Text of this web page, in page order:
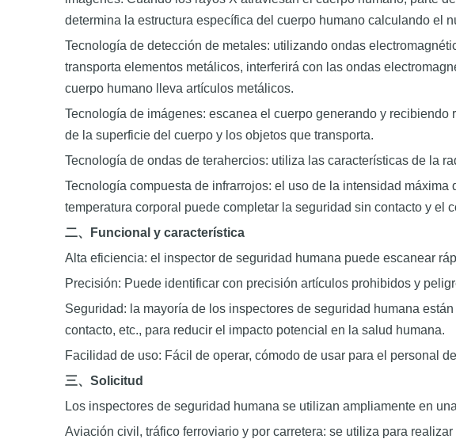
determina la estructura específica del cuerpo humano calculando el
Tecnología de detección de metales: utilizando ondas
transporta elementos metálicos, interferirá con las ondas
cuerpo humano lleva artículos metálicos.
Tecnología de imágenes: escanea el cuerpo generando y
de la superficie del cuerpo y los objetos que transporta.
Tecnología de ondas de terahercios: utiliza las características de la
Tecnología compuesta de infrarrojos: el uso de la intensidad
temperatura corporal puede completar la seguridad sin contacto y el
二、
Funcional y característica
Alta eficiencia: el inspector de seguridad humana puede escanear
Precisión: Puede identificar con precisión artículos prohibidos y
Seguridad: la mayoría de los inspectores de seguridad humana
contacto, etc., para reducir el impacto potencial en la salud humana.
Facilidad de uso: Fácil de operar, cómodo de usar para el personal
三、 Solicitud
Los inspectores de seguridad humana se utilizan ampliamente en
Aviación civil, tráfico ferroviario y por carretera: se utiliza para